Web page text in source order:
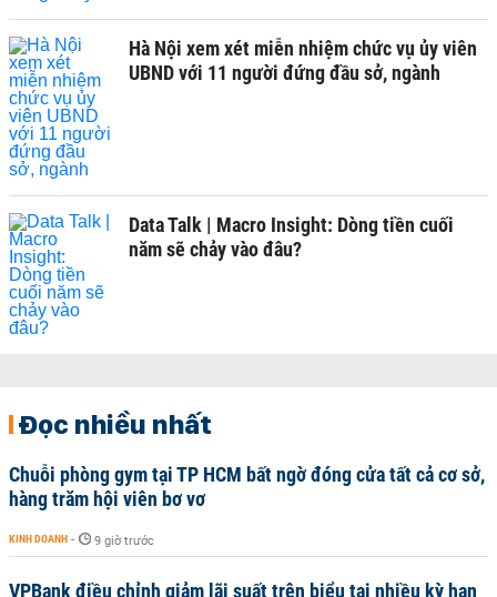
Hà Nội xem xét miễn nhiệm chức vụ ủy viên
UBND với 11 người đứng đầu sở, ngành
Data Talk | Macro Insight: Dòng tiền cuối
năm sẽ chảy vào đâu?
Đọc nhiều nhất
Chuỗi phòng gym tại TP HCM bất ngờ đóng cửa tất cả cơ sở,
hàng trăm hội viên bơ vơ
KINH DOANH - 9 giờ trước
VPBank điều chỉnh giảm lãi suất trên biểu tại nhiều kỳ hạn